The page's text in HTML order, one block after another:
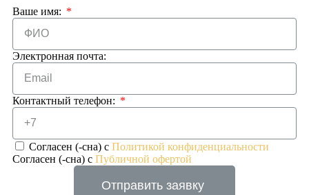
Ваше имя:
Электронная почта:
Контактный телефон:
Согласен (-сна) с Политикой конфиденциальности
Согласен (-сна) с Публичной офертой
Отправить заявку